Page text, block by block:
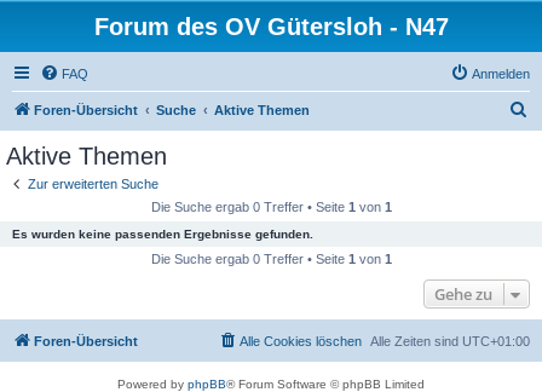
Forum des OV Gütersloh - N47
FAQ Anmelden
Foren-Übersicht Suche Aktive Themen
Aktive Themen
Zur erweiterten Suche
Die Suche ergab 0 Treffer • Seite 1 von 1
Es wurden keine passenden Ergebnisse gefunden.
Die Suche ergab 0 Treffer • Seite 1 von 1
Gehe zu
Foren-Übersicht Alle Zeiten sind UTC+01:00
Alle Cookies löschen
Powered by phpBB® Forum Software © phpBB Limited